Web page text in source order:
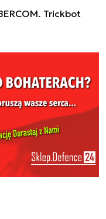
Trickbot